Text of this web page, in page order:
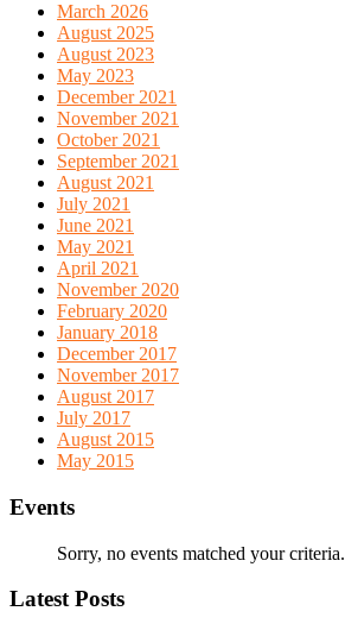
March 2026
August 2025
August 2023
May 2023
December 2021
November 2021
October 2021
September 2021
August 2021
July 2021
June 2021
May 2021
April 2021
November 2020
February 2020
January 2018
December 2017
November 2017
August 2017
July 2017
August 2015
May 2015
Events
Sorry, no events matched your criteria.
Latest Posts